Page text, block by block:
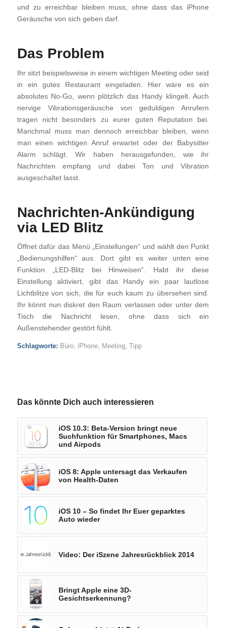
und zu erreichbar bleiben muss, ohne dass das iPhone
Geräusche von sich geben darf.
Das Problem
Ihr sitzt beispielsweise in einem wichtigen Meeting oder seid
in ein gutes Restaurant eingeladen. Hier wäre es ein
absolutes No-Go, wenn plötzlich das Handy klingelt. Auch
nervige Vibrationsgeräusche von geduldigen Anrufern
tragen nicht besonders zu eurer guten Reputation bei.
Manchmal muss man dennoch erreichbar bleiben, wenn
man einen wichtigen Anruf erwartet oder der Babysitter
Alarm schlägt. Wir haben herausgefunden, wie ihr
Nachrichten empfang und dabei Ton und Vibration
ausgeschaltet lasst.
Nachrichten-Ankündigung
via LED Blitz
Öffnet dafür das Menü „Einstellungen“ und wählt den Punkt
„Bedienungshilfen“ aus. Dort gibt es weiter unten eine
Funktion „LED-Blitz bei Hinweisen“. Habt ihr diese
Einstellung aktiviert, gibt das Handy ein paar lautlose
Lichtblitze von sich, die für euch kaum zu übersehen sind.
Ihr könnt nun diskret den Raum verlassen oder unter dem
Tisch die Nachricht lesen, ohne dass sich ein
Außenstehender gestört fühlt.
Schlagworte: Büro, iPhone, Meeting, Tipp
Das könnte Dich auch interessieren
iOS 10.3: Beta-Version bringt neue
Suchfunktion für Smartphones, Macs
und Airpods
iOS 8: Apple untersagt das Verkaufen
von Health-Daten
iOS 10 – So findet Ihr Euer geparktes
Auto wieder
Video: Der iSzene Jahresrückblick 2014
Bringt Apple eine 3D-
Gesichtserkennung?